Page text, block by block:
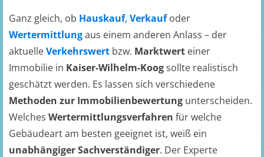
Ganz gleich, ob Hauskauf, Verkaufoder
Wertermittlungaus einem anderen Anlass – der
aktuelleVerkehrswert bzw. Marktwert einer
Immobilie in Kaiser-Wilhelm-Koogsollte realistisch
geschätzt werden. Es lassen sich verschiedene
Methoden zur Immobilienbewertung unterscheiden.
Welches Wertermittlungsverfahren für welche
Gebäudeart am besten geeignet ist, weiß ein
unabhängiger Sachverständiger. Der Experte